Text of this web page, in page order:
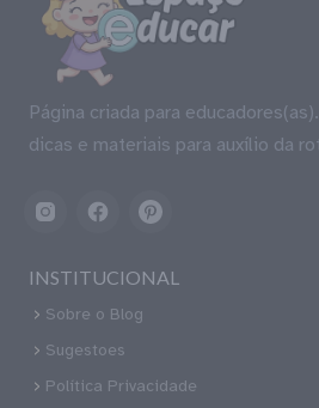
Página criada para
dicas e materiais para auxílio da
INSTITUCIONAL
Sobre o Blog
Sugestoes
Política Privacidade